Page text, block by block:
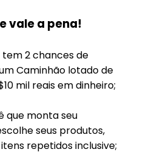
vale a pena!
tem 2 chances de
Caminhão lotado de
mil reais em dinheiro;
que monta seu
seus produtos,
repetidos inclusive;